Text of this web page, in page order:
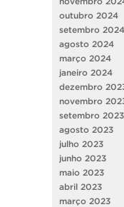
outubro 2024
setembro 2024
agosto 2024
março 2024
janeiro 2024
dezembro
novembro
setembro 2023
agosto 2023
julho 2023
junho 2023
maio 2023
abril 2023
março 2023